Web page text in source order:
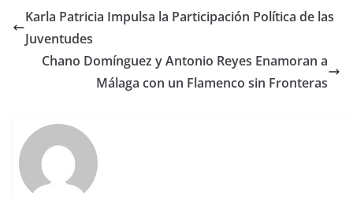
Karla Patricia Impulsa la Participación Política de las
Juventudes
Chano Domínguez y Antonio Reyes Enamoran a
Málaga con un Flamenco sin Fronteras